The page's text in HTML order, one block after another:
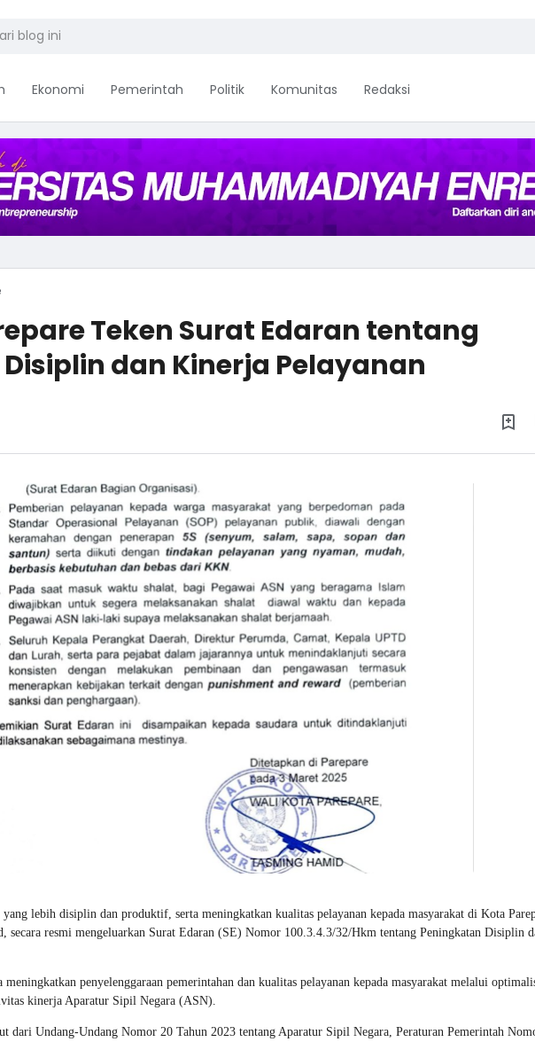
Ekonomi Pemerintah Politik Komunitas Redaksi
Teken Surat Edaran tentang
dan Kinerja Pelayanan
lebih disiplin dan produktif, serta meningkatkan kualitas pelayanan kepada masyarakat di Kota
secara resmi mengeluarkan Surat Edaran (SE) Nomor 100.3.4.3/32/Hkm tentang Peningkatan Disiplin
penyelenggaraan pemerintahan dan kualitas pelayanan kepada masyarakat melalui
kinerja Aparatur Sipil Negara (ASN).
dari Undang-Undang Nomor 20 Tahun 2023 tentang Aparatur Sipil Negara, Peraturan Pemerintah